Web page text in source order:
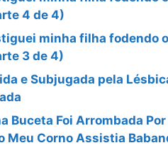
4 de 4)
minha filha fodendo
3 de 4)
e Subjugada pela
Buceta Foi Arrombada Por
Meu Corno Assistia